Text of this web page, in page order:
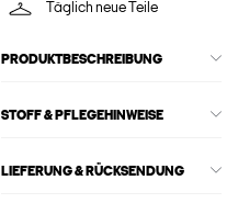
Täglich neue Teile
PRODUKTBESCHREIBUNG
STOFF & PFLEGEHINWEISE
LIEFERUNG & RÜCKSENDUNG